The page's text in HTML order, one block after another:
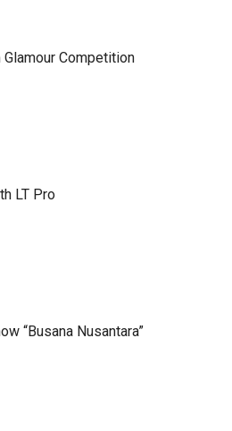
Glamour Competition
LT Pro
“Busana Nusantara”